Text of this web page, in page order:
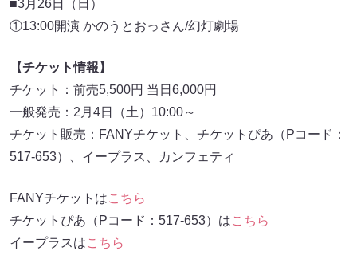
■3月26日（日）
①13:00開演 かのうとおっさん/幻灯劇場
【チケット情報】
チケット：前売5,500円 当日6,000円
一般発売：2月4日（土）10:00～
チケット販売：FANYチケット、チケットぴあ（Pコード：
517-653）、イープラス、カンフェティ
FANYチケットはこちら
チケットぴあ（Pコード：517-653）はこちら
イープラスはこちら